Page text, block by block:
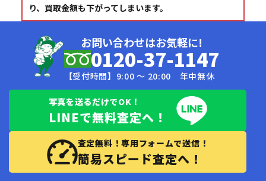
り、買取金額も下がってしまいます。
お問い合わせはお気軽に!
0120-37-1147
【受付時間】9:00 〜 20:00 年中無休
写真を送るだけでOK！
LINEで無料査定へ！
査定無料！専用フォームで送信！
簡易スピード査定へ！